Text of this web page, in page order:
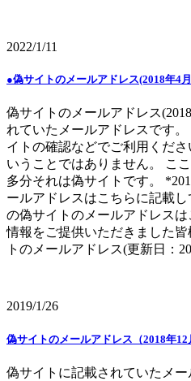
2022/1/11
●偽サイトのメールアドレス(2018年4
偽サイトのメールアドレス
れていたメールアドレスです
イトの確認などでご利用くだ
いうことではありません。 こ
多分それは偽サイトです。
ールアドレスはこちらに記載
の偽サイトのメールアドレス
情報をご提供いただきました
トのメールアドレス(更新日：
2019/1/26
偽サイトのメールアドレス（2018年12
偽サイトに記載されていたメ